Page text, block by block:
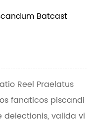
Batcast
Reel Praelatus
fanaticos piscandi
valida vi